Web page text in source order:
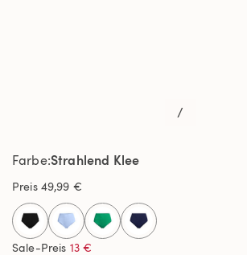
/
Farbe Strahlend Klee
Preis 49,99 €
selected
Sale-Preis 13 €